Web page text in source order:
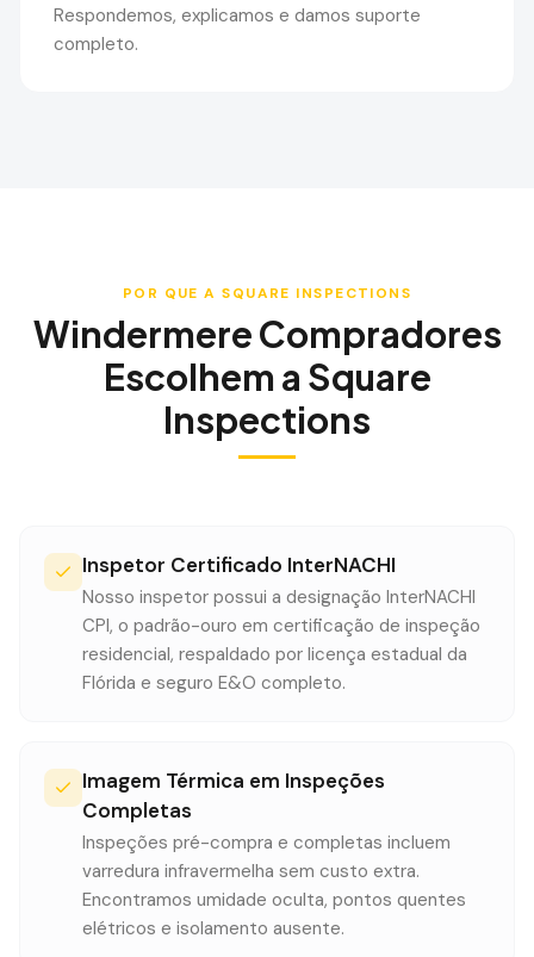
Respondemos, explicamos e damos suporte
completo.
POR QUE A SQUARE INSPECTIONS
WindermereCompradores
Escolhem a Square
Inspections
Inspetor Certificado InterNACHI
Nosso inspetor possui a designação InterNACHI
CPI, o padrão-ouro em certificação de inspeção
residencial, respaldado por licença estadual da
Flórida e seguro E&O completo.
Imagem Térmica em Inspeções
Completas
Inspeções pré-compra e completas incluem
varredura infravermelha sem custo extra.
Encontramos umidade oculta, pontos quentes
elétricos e isolamento ausente.